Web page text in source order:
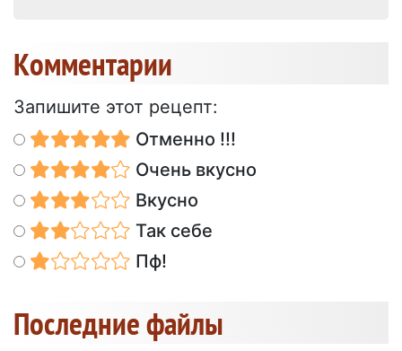
Kомментарии
Запишите этот рецепт:
Отменно !!!
Очень вкусно
Вкусно
Так себе
Пф!
Последние файлы